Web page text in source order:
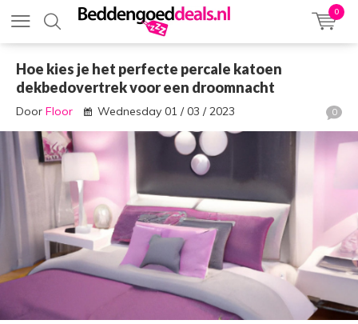
0
Hoe kies je het perfecte percale katoen
dekbedovertrek voor een droomnacht
Door Floor Wednesday 01 / 03 / 2023 0